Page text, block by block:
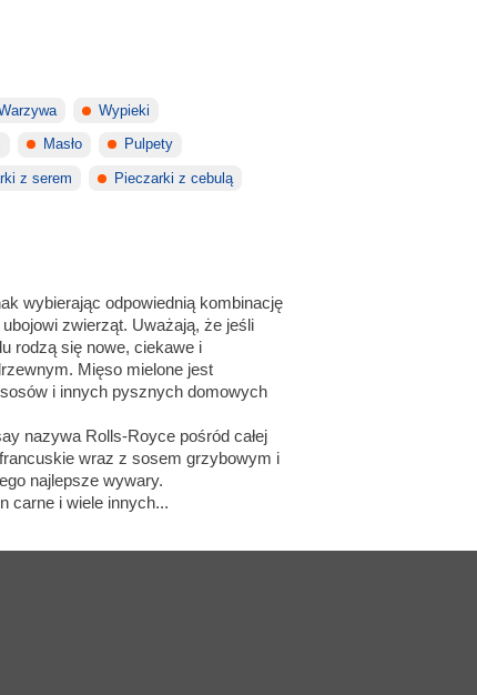
Wypieki
Masło Pulpety
z serem Pieczarki z cebulą
wybierając odpowiednią kombinację
zwierząt. Uważają, że jeśli
rodzą się nowe, ciekawe i
Mięso mielone jest
i innych pysznych domowych
nazywa Rolls-Royce pośród całej
wraz z sosem grzybowym i
najlepsze wywary.
carne i wiele innych...